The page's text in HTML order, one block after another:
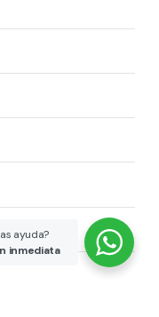
ayuda?
inmediata